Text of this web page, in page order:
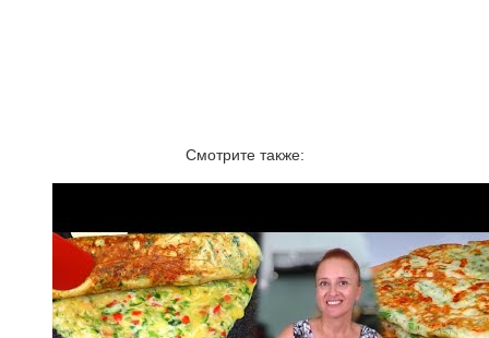
Смотрите также: